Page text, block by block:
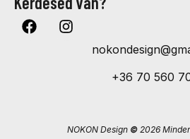
+36 70 560
NOKON Design ©2026